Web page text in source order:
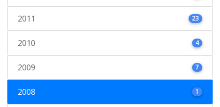
2011 23
2010 4
2009 7
2008 1